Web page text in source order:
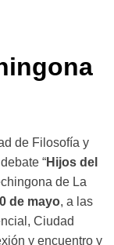
de Filosofía y
“Hijos del
de La
de mayo, a las
Ciudad
y encuentro y